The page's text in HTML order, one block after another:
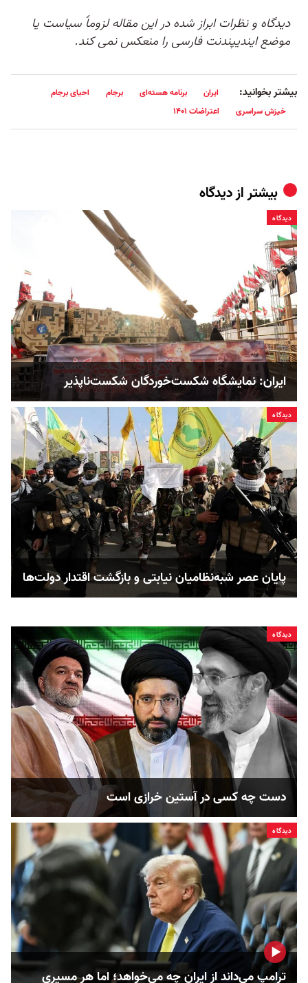
دیدگاه و نظرات ابراز شده در این مقاله لزوماً سیاست یا
موضع ایندیپندنت فارسی را منعکس نمی کند.
بیشتر بخوانید: ایران برنامه هسته‌ای برجام
احیای برجام
خیزش سراسری
اعتراضات ۱۴۰۱
بیشتر ازدیدگاه
دیدگاه
ایران: نمایشگاه شکست‌خوردگان شکست‌ناپذیر
دیدگاه
پایان عصر شبه‌نظامیان نیابتی و بازگشت اقتدار دولت‌ها
دیدگاه
دست چه کسی در آستین خرازی است
دیدگاه
ترامپ می‌داند از ایران چه می‌خواهد؛ اما هر مسیری